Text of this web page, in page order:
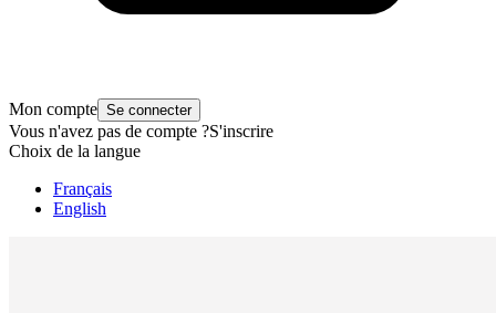
Mon compte Se connecter
Vous n'avez pas de compte ?S'inscrire
Choix de la langue
Français
English